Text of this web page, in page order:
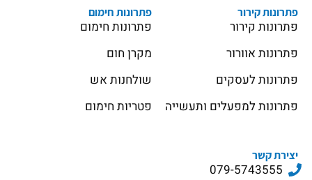
פתרונות קירור
פתרונות קירור
פתרונות אוורור
פתרונות לעסקים
פתרונות למפעלים ותעשייה
פתרונות חימום
פתרונות חימום
מקרן חום
שולחנות אש
פטריות חימום
יצירת קשר
079-5743555